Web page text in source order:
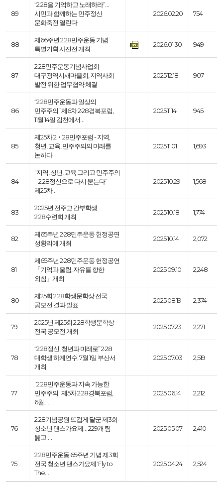
89
“2·28을 기억하고 노래하라”…
시민과 함께하는 민주정신
문화축전 열린다
2026.02.20 754
88
제66주년 2·28민주운동 기념
특별기획 사진전 개최
2026.01.30 949
87
2·28민주운동기념사업회–
대구광역시새마을회, 지역사회
발전 위한 업무협약 체결
2025.12.18 907
86
“2·28민주운동과 일상의
민주주의” 제6차 2·28경북포럼,
11월 14일 김천에서…
2025.11.14 945
85
제25차 2‧28민주포럼 - 지역,
청년, 교육, 민주주의의 미래를
논하다
2025.11.01 1,693
84
“지역, 청년, 교육 그리고 민주주의
– 2·28정신으로 다시 묻는다”
제25차…
2025.10.29 1,568
83
2025년 전주고 간부학생
2·28수련회 개최
2025.10.18 1,774
82
제65주년 2·28민주운동 헌정공연
성황리에 개최
2025.10.14 2,072
81
제65주년 2·28민주운동 헌정공연
「기억과 울림, 자유를 향한
외침」개최
2025.09.10 2,248
80
제25회 2·28학생문학상 전국
공모전 결과 발표
2025.08.19 2,374
79
2025년 제25회 2·28학생문학상
전국 공모전 개최
2025.07.23 2,271
78
“2·28정신, 청년과 미래로” 2·28
대학생 하계연수, 7월 1일 부산서
개최
2025.07.03 2,519
77
"2·28민주운동과 지속 가능한
민주주의" 제5차 2·28경북포럼,
6월 …
2025.06.14 2,212
76
2·28기념공원 뜨겁게 달군 제3회
청소년 댄스가요제… 229개 팀
뚫고 '…
2025.05.07 2,410
75
2·28민주운동 65주년 기념 제3회
전국 청소년 댄스가요제 'Fly to
The…
2025.04.24 2,524